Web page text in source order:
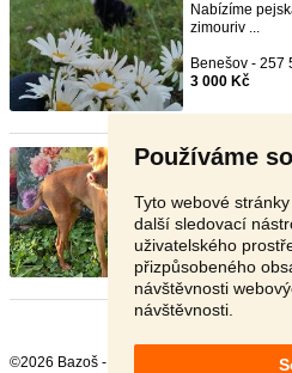
Používáme
Tyto webové
další sledovací
uživatelského
přizpůsobeného
návštěvnosti
návštěvnosti.
Nabízíme
zimouriv ...
Benešov - 257
3 000 Kč
Ruský Toy s
letého p ...
Praha 6 - 169
Zdarma
©2026 Bazoš -